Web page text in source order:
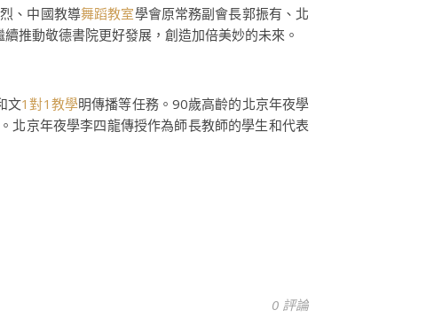
、中國教導舞蹈教室學會原常務副會長郭振有、北
推動敬德書院更好發展，創造加倍美妙的未來。
文1對1教學明傳播等任務。90歲高齡的北京年夜學
北京年夜學李四龍傳授作為師長教師的學生和代表
0 評論